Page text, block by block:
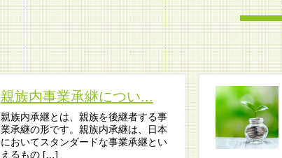
親族内事業承継につい...
親族内承継とは、親族を後継者する事
業承継の形です。親族内承継は、日本
においてスタンダードな事業承継とい
えるもの […]